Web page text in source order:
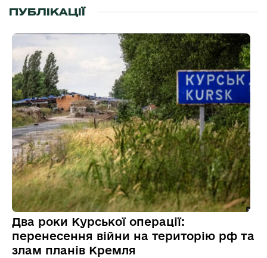
ПУБЛІКАЦІЇ
Два роки Курської операції:
перенесення війни на територію рф та
злам планів Кремля